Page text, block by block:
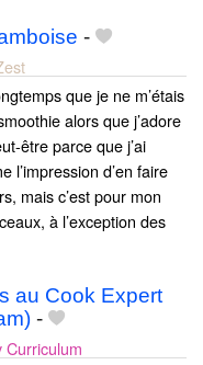
-
que je ne m’étais
alors que j’adore
être parce que j’ai
l’impression d’en faire
mais c’est pour mon
à l’exception des
au Cook Expert
-
Curriculum